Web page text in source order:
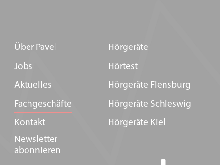
Über Pavel
Jobs
Aktuelles
Fachgeschäfte
Kontakt
Newsletter
abonnieren
Hörgeräte
Hörtest
Hörgeräte Flensburg
Hörgeräte Schleswig
Hörgeräte Kiel